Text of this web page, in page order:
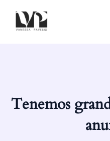
contenido
Tenemos